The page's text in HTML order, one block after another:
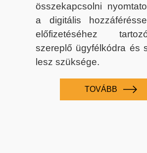
összekapcsolni
a digitális
előfizetéséhez
szereplő ügyfélkódra és
lesz szüksége.
TOVÁBB